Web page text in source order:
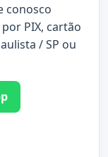
conosco
PIX, cartão
/ SP ou